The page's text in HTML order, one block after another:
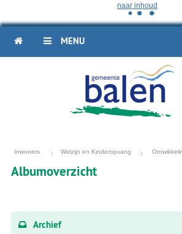
naar inhoud
HOME MENU
Inwoners Welzijn en Kinderopvang
Albumoverzicht
Archief